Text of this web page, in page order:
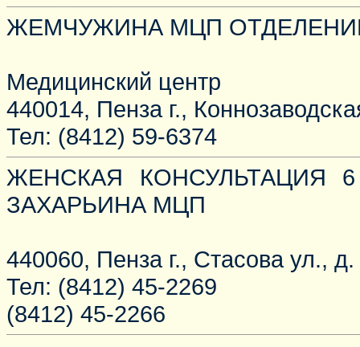
ЖЕМЧУЖИНА МЦП
Медицинский центр
440014, Пенза г.,
Тел: (8412) 59-6374
ЖЕНСКАЯ КОНСУЛЬТАЦИЯ
ЗАХАРЬИНА МЦП
440060, Пенза г., Стасова ул., д.
Тел: (8412) 45-2269
(8412) 45-2266